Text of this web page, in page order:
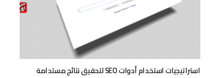
استراتيجيات استخدام أدوات SEO لتحقيق نتائج مستدامة